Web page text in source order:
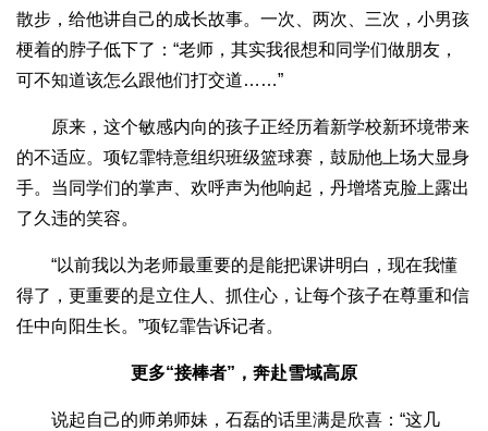
散步，给他讲自己的成长故事。一次、两次、三次，小男孩
梗着的脖子低下了：“老师，其实我很想和同学们做朋友，
可不知道该怎么跟他们打交道……”
原来，这个敏感内向的孩子正经历着新学校新环境带来
的不适应。项钇霏特意组织班级篮球赛，鼓励他上场大显身
手。当同学们的掌声、欢呼声为他响起，丹增塔克脸上露出
了久违的笑容。
“以前我以为老师最重要的是能把课讲明白，现在我懂
得了，更重要的是立住人、抓住心，让每个孩子在尊重和信
任中向阳生长。”项钇霏告诉记者。
更多“接棒者”，奔赴雪域高原
说起自己的师弟师妹，石磊的话里满是欣喜：“这几